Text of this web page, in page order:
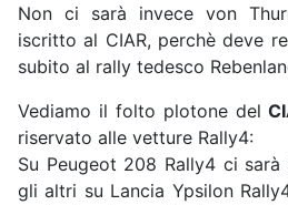
Non ci sarà invece von
iscritto al CIAR, perchè deve
subito al rally tedesco
Vediamo il folto plotone del
riservato alle vetture Rally4:
Su Peugeot 208 Rally4 ci sarà
gli altri su Lancia Ypsilon